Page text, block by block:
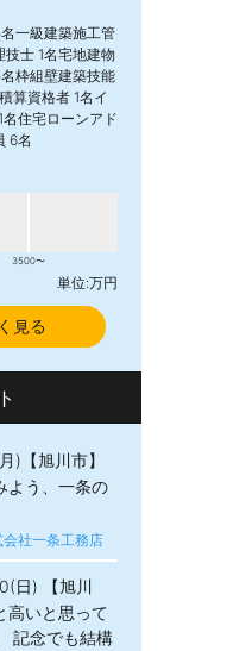
一級建築施工管
士 1名宅地建物
枠組壁建築技能
算資格者 1名イ
住宅ローンアド
6名
3500〜
単位:万円
見る
)【旭川市】
う、一条の
会社一条工務店
日) 【旭川
高いと思って
記念でも結構